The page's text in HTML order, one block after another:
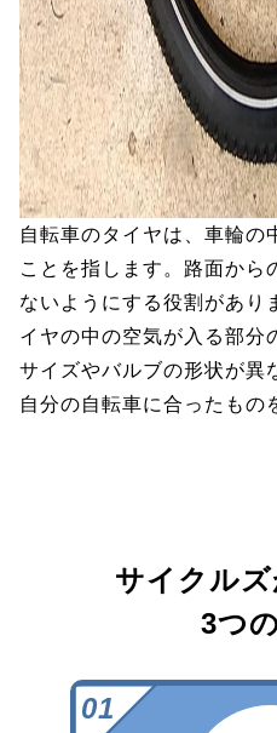
自転車のタイヤは、車輪の
ことを指します。路面から
ないようにする役割があり
イヤの中の空気が入る部分
サイズやバルブの形状が異
自分の自転車に合ったもの
サイクル
3つ